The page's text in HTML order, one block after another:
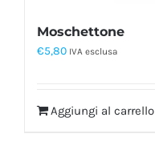
Moschettone
€5,80 IVA esclusa
Aggiungi al carrello